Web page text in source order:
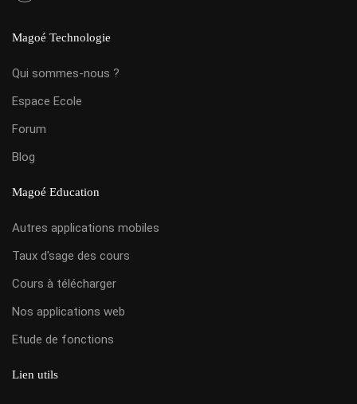
Magoé Technologie
Qui sommes-nous ?
Espace Ecole
Forum
Blog
Magoé Education
Autres applications mobiles
Taux d'sage des cours
Cours à télécharger
Nos applications web
Etude de fonctions
Lien utils